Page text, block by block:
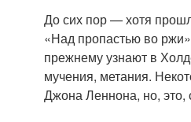
До сих пор — хотя
«Над пропастью во
прежнему узнают в
мучения, метания.
Джона Леннона, но, это,